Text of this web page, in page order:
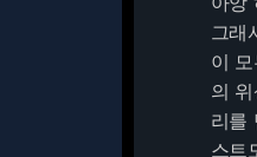
그래
이
의
리를
스트